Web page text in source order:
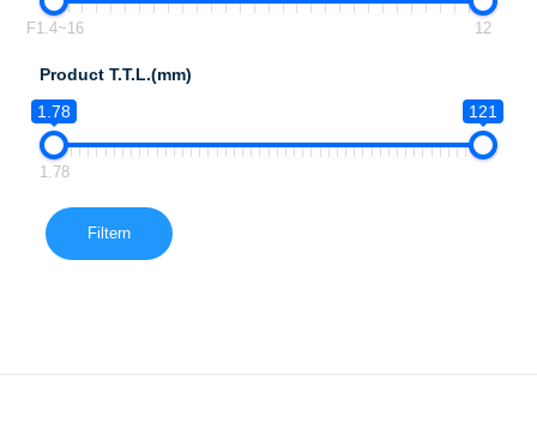
F1.4~16 12
Product T.T.L.(mm)
1.78
121
1.78
Filtern